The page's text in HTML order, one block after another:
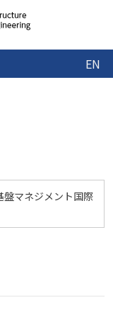
EN
マネジメント国際